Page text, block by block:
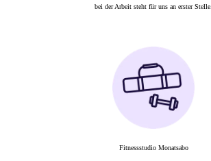
bei der Arbeit steht für uns an erster Stelle.
Fitnessstudio Monatsabo